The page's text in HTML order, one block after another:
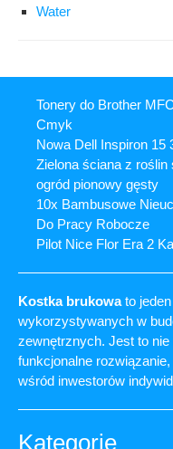
Water
Tonery do Brother
Cmyk
Nowa Dell Inspiron 15
Zielona ściana z
ogród pionowy gęsty
10x Bambusowe
Do Pracy Robocze
Pilot Nice Flor Era 2
Kostka brukowato jeden
wykorzystywanych w
zewnętrznych. Jest to
funkcjonalne
wśród inwestorów
Kategorie